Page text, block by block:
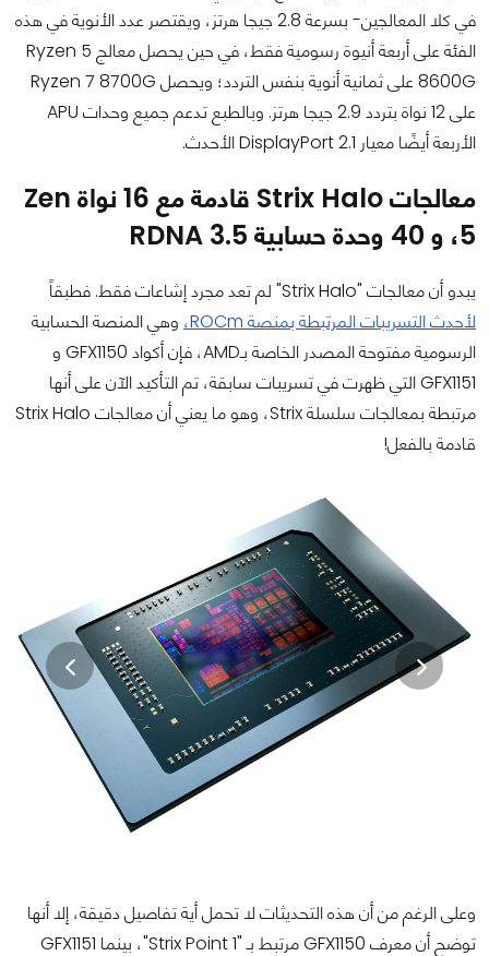
في كلا المعالجين- بسرعة 2.8 جيجا هرتز، ويقتصر عدد الأنوية في هذه
الفئة على أربعة أنيوة رسومية فقط، في حين يحصل معالج Ryzen 5
8600G على ثمانية أنوية بنفس التردد؛ ويحصل Ryzen 7 8700G
على 12 نواة بتردد 2.9 جيجا هرتز. وبالطبع تدعم جميع وحدات APU
الأربعة أيضًا معيار DisplayPort 2.1 الأحدث.
معالجات Strix Halo قادمة مع 16 نواة Zen
5، و 40 وحدة حسابية RDNA 3.5
يبدو أن معالجات "Strix Halo" لم تعد مجرد إشاعات فقط. فطبقاً
لأحدث التسريبات المرتبطة بمنصة ROCm،
وهي المنصة الحسابية
الرسومية مفتوحة المصدر الخاصة بـAMD، فإن أكواد GFX1150 و
GFX1151 التي ظهرت في تسريبات سابقة، تم التأكيد الآن على أنها
مرتبطة بمعالجات سلسلة Strix، وهو ما يعني أن معالجات Strix Halo
قادمة بالفعل!
وعلى الرغم من أن هذه التحديثات لا تحمل أية تفاصيل دقيقة، إلا أنها
توضح أن معرف GFX1150 مرتبط بـ "Strix Point 1"، بينما GFX1151